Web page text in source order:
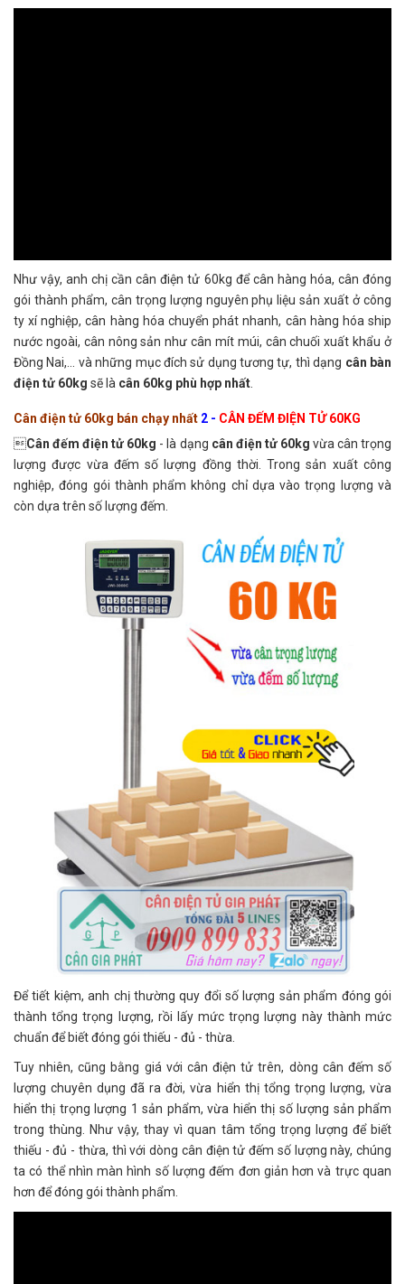
Như vậy, anh chị cần cân điện tử 60kg để cân hàng hóa, cân đóng
gói thành phẩm, cân trọng lượng nguyên phụ liệu sản xuất ở công
ty xí nghiệp, cân hàng hóa chuyển phát nhanh, cân hàng hóa ship
nước ngoài, cân nông sản như cân mít múi, cân chuối xuất khẩu ở
Đồng Nai,... và những mục đích sử dụng tương tự, thì dạng cân bàn
điện tử 60kg sẽ là cân 60kg phù hợp nhất
Cân điện tử 60kg bán chạy nhất 2 - CÂN ĐẾM ĐIỆN TỬ 60KG
Cân đếm điện tử 60kg - là dạng cân điện tử 60kg vừa cân trọng
lượng được vừa đếm số lượng đồng thời. Trong sản xuất công
nghiệp, đóng gói thành phẩm không chỉ dựa vào trọng lượng và
còn dựa trên số lượng đếm.
Để tiết kiệm, anh chị thường quy đổi số lượng sản phẩm đóng gói
thành tổng trọng lượng, rồi lấy mức trọng lượng này thành mức
chuẩn để biết đóng gói thiếu - đủ - thừa.
Tuy nhiên, cũng bằng giá với cân điện tử trên, dòng cân đếm số
lượng chuyên dụng đã ra đời, vừa hiển thị tổng trọng lượng, vừa
hiển thị trọng lượng 1 sản phẩm, vừa hiển thị số lượng sản phẩm
trong thùng. Như vậy, thay vì quan tâm tổng trọng lượng để biết
thiếu - đủ - thừa, thì với dòng cân điện tử đếm số lượng này, chúng
ta có thể nhìn màn hình số lượng đếm đơn giản hơn và trực quan
hơn để đóng gói thành phẩm.